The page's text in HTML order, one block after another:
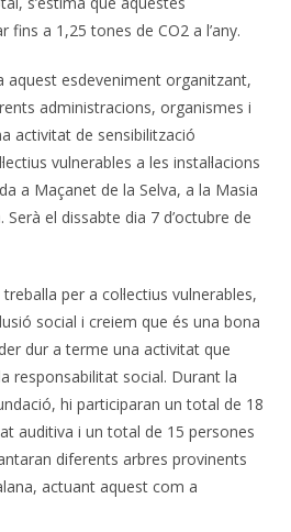
a 1,25 tones de CO2 a l’any.
aquest esdeveniment organitzant,
administracions, organismes i
activitat de sensibilització
vulnerables a les instal·lacions
a Maçanet de la Selva, a la Masia
el dissabte dia 7 d’octubre de
per a col·lectius vulnerables,
social i creiem que és una bona
dur a terme una activitat que
responsabilitat social. Durant la
hi participaran un total de 18
auditiva i un total de 15 persones
diferents arbres provinents
actuant aquest com a